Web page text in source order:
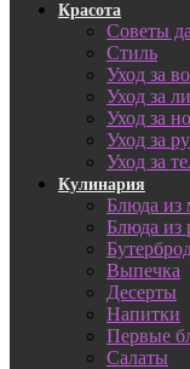
Красота
Советы
Стиль
Уход за
Уход за
Уход за
Уход за
Уход за
Кулинария
Блюда из
Блюда из
Выпечка
Десерты
Напитки
Первые
Салаты